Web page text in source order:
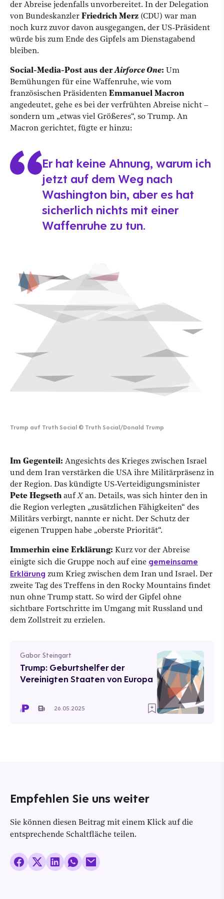
der Abreise jedenfalls unvorbereitet. In der Delegation
von Bundeskanzler Friedrich Merz (CDU) war man
noch kurz zuvor davon ausgegangen, der US-Präsident
würde bis zum Ende des Gipfels am Dienstagabend
bleiben.
Social-Media-Post aus derAirforce One: Um
Bemühungen für eine Waffenruhe, wie vom
französischen Präsidenten Emmanuel Macron
angedeutet, gehe es bei der verfrühten Abreise nicht –
sondern um „etwas viel Größeres“, so Trump. An
Macron gerichtet, fügte er hinzu:
Er hat keine Ahnung, warum ich
jetzt auf dem Weg nach
Washington bin, aber es hat
sicherlich nichts mit einer
Waffenruhe zu tun.
Trump auf Truth Social © Truth Social/Donald Trump
Im Gegenteil: Angesichts des Krieges zwischen Israel
und dem Iran verstärken die USA ihre Militärpräsenz in
der Region. Das kündigte US-Verteidigungsminister
Pete Hegseth aufXan. Details, was sich hinter den in
die Region verlegten „zusätzlichen Fähigkeiten“ des
Militärs verbirgt, nannte er nicht. Der Schutz der
eigenen Truppen habe „oberste Priorität“.
Immerhin eine Erklärung: Kurz vor der Abreise
einigte sich die Gruppe noch auf eine gemeinsame
Erklärung zum Krieg zwischen dem Iran und Israel. Der
zweite Tag des Treffens in den Rocky Mountains findet
nun ohne Trump statt. So wird der Gipfel ohne
sichtbare Fortschritte im Umgang mit Russland und
dem Zollstreit zu erzielen.
Gabor Steingart
Trump: Geburtshelfer der
Vereinigten Staaten von Europa
26.05.2025
Empfehlen Sie uns weiter
Sie können diesen Beitrag mit einem Klick auf die
entsprechende Schaltfläche teilen.